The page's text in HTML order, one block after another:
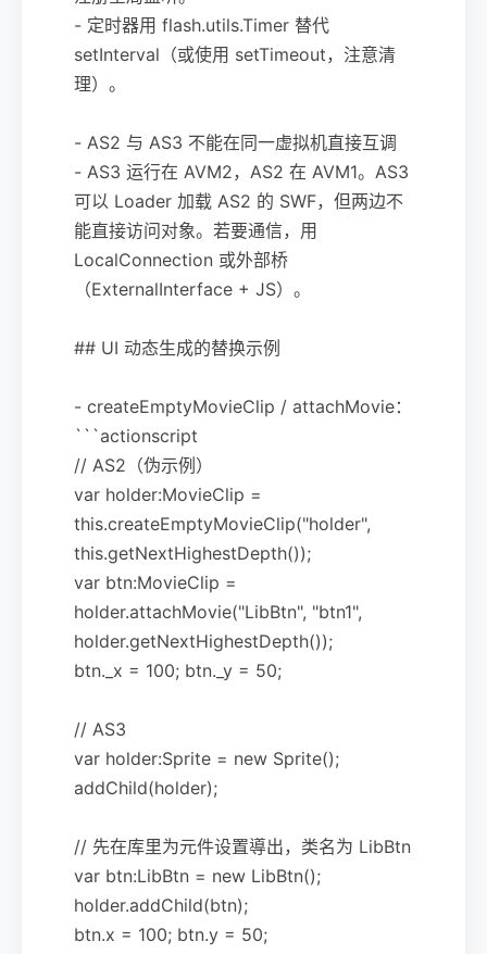
- 定时器用 flash.utils.Timer 替代
setInterval（或使用 setTimeout，注意清
理）。
- AS2 与 AS3 不能在同一虚拟机直接互调
- AS3 运行在 AVM2，AS2 在 AVM1。AS3
可以 Loader 加载 AS2 的 SWF，但两边不
能直接访问对象。若要通信，用
LocalConnection 或外部桥
（ExternalInterface + JS）。
## UI 动态生成的替换示例
- createEmptyMovieClip / attachMovie：
```actionscript
// AS2（伪示例）
var holder:MovieClip =
this.createEmptyMovieClip("holder",
this.getNextHighestDepth());
var btn:MovieClip =
holder.attachMovie("LibBtn", "btn1",
holder.getNextHighestDepth());
btn._x = 100; btn._y = 50;
// AS3
var holder:Sprite = new Sprite();
addChild(holder);
// 先在库里为元件设置導出，类名为 LibBtn
var btn:LibBtn = new LibBtn();
holder.addChild(btn);
btn.x = 100; btn.y = 50;